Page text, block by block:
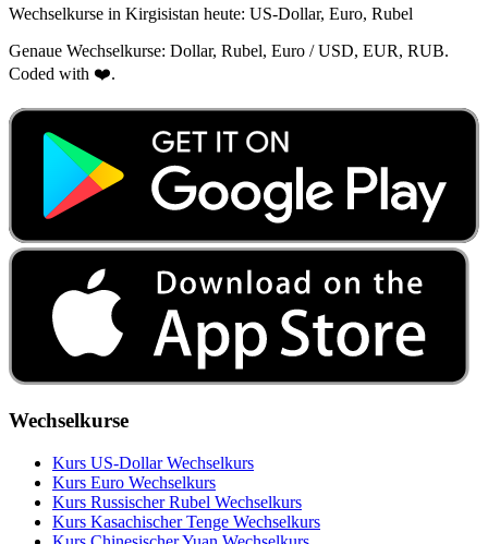
Wechselkurse in Kirgisistan heute: US-Dollar, Euro, Rubel
Genaue Wechselkurse: Dollar, Rubel, Euro / USD, EUR, RUB.
Coded with ❤️.
Wechselkurse
Kurs US‑Dollar Wechselkurs
Kurs Euro Wechselkurs
Kurs Russischer Rubel Wechselkurs
Kurs Kasachischer Tenge Wechselkurs